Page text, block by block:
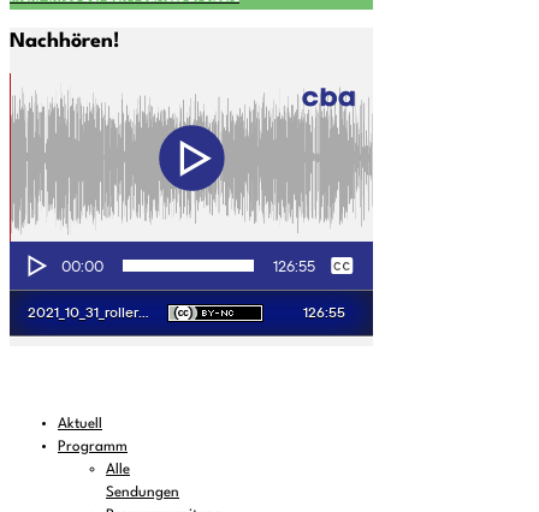
Nachhören!
Aktuell
Programm
Alle
Sendungen